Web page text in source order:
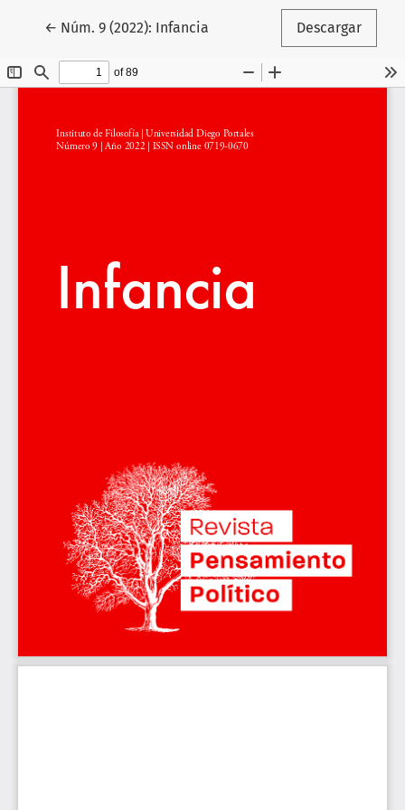
← Volver a los detalles del artículo
Núm. 9 (2022): Infancia Descargar